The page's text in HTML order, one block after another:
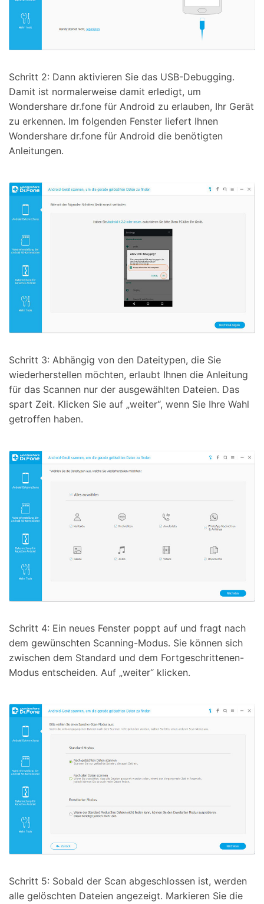
Schritt 2: Dann aktivieren Sie das USB-Debugging.
Damit ist normalerweise damit erledigt, um
Wondershare dr.fone für Android zu erlauben, Ihr Gerät
zu erkennen. Im folgenden Fenster liefert Ihnen
Wondershare dr.fone für Android die benötigten
Anleitungen.
Schritt 3: Abhängig von den Dateitypen, die Sie
wiederherstellen möchten, erlaubt Ihnen die Anleitung
für das Scannen nur der ausgewählten Dateien. Das
spart Zeit. Klicken Sie auf „weiter“, wenn Sie Ihre Wahl
getroffen haben.
Schritt 4: Ein neues Fenster poppt auf und fragt nach
dem gewünschten Scanning-Modus. Sie können sich
zwischen dem Standard und dem Fortgeschrittenen-
Modus entscheiden. Auf „weiter“ klicken.
Schritt 5: Sobald der Scan abgeschlossen ist, werden
alle gelöschten Dateien angezeigt. Markieren Sie die